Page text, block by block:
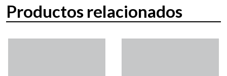
Productos relacionados